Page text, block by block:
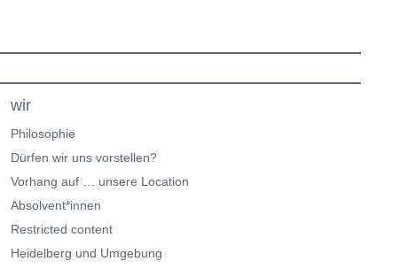
wir
Philosophie
Dürfen wir uns vorstellen?
Vorhang auf … unsere Location
Absolvent*innen
Restricted content
Heidelberg und Umgebung